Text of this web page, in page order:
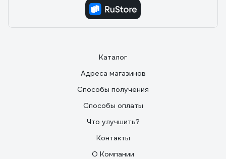
Каталог
Адреса магазинов
Способы получения
Способы оплаты
Что улучшить?
Контакты
О Компании